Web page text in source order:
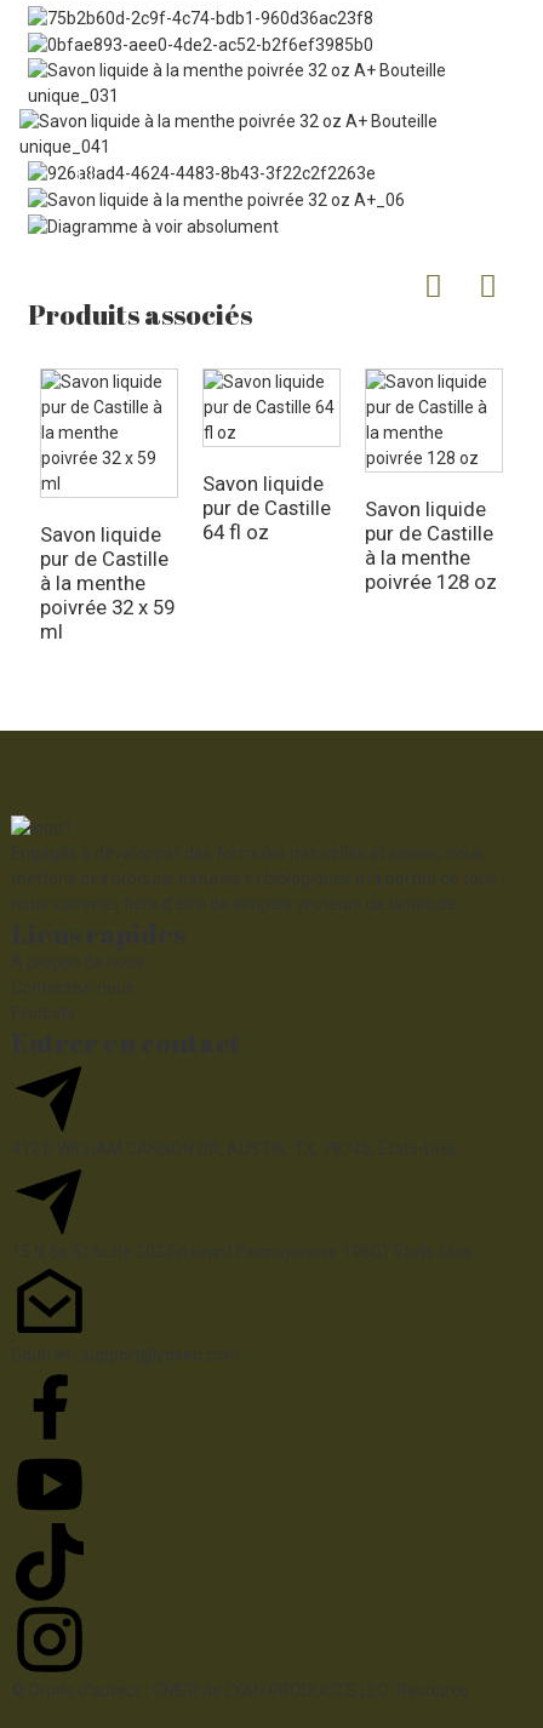
Produits associés
Savon liquide
pur de Castille
à la menthe
poivrée 32 x 59
ml
Savon liquide
pur de Castille
64 fl oz
Savon liquide
pur de Castille
à la menthe
poivrée 128 oz
Engagés à développer des formules naturelles et saines, nous
mettons des produits naturels et biologiques à la portée de tous ;
nous sommes fiers d'être de simples vecteurs de la nature.
Liens rapides
À propos de nous
Contactez-nous
Produits
Entrer en contact
412 E WILLIAM CANNON DR, AUSTIN, TX, 78745, États-Unis
15 N 6e St Suite 203 En lisant Pennsylvanie 19601 États-Unis
Courriel : support@yoken.com
© Droits d'auteur : CMER de LYAN PRODUCTS LLC Resource